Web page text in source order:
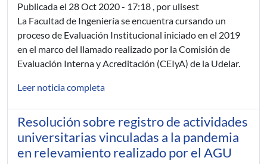
Publicada el 28 Oct 2020 - 17:18 , por ulisest
La Facultad de Ingeniería se encuentra cursando un
proceso de Evaluación Institucional iniciado en el 2019
en el marco del llamado realizado por la Comisión de
Evaluación Interna y Acreditación (CEIyA) de la Udelar.
Leer noticia completa
Resolución sobre registro de actividades
universitarias vinculadas a la pandemia
en relevamiento realizado por el AGU